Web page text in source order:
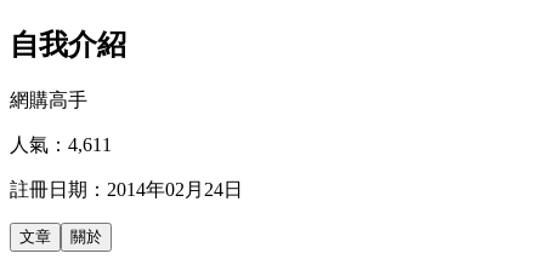
自我介紹
網購高手
人氣： 4,611
註冊日期： 2014年02月24日
文章 關於